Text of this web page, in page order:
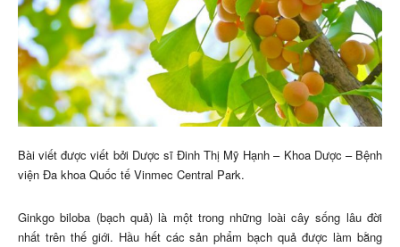
Bài viết được viết bởi Dược sĩ Đinh Thị Mỹ Hạnh – Khoa Dược – Bệnh
viện Đa khoa Quốc tế Vinmec Central Park.
Ginkgo biloba (bạch quả) là một trong những loài cây sống lâu đời
nhất trên thế giới. Hầu hết các sản phẩm bạch quả được làm bằng